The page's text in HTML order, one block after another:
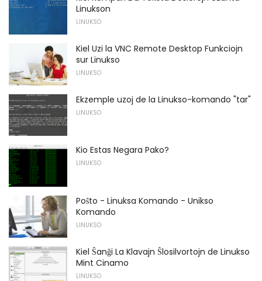
Linukson
LINUKSO
Kiel Uzi la VNC Remote Desktop Funkciojn
sur Linukso
LINUKSO
Ekzemple uzoj de la Linukso-komando "tar"
LINUKSO
Kio Estas Negara Pako?
LINUKSO
Poŝto - Linuksa Komando - Unikso
Komando
LINUKSO
Kiel Ŝanĝi La Klavajn Ŝlosilvortojn de Linukso
Mint Cinamo
LINUKSO